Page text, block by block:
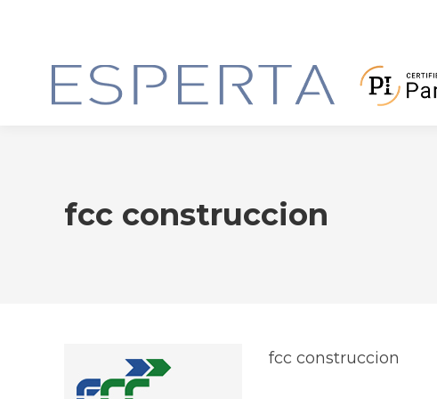
fcc construccion
fcc construccion